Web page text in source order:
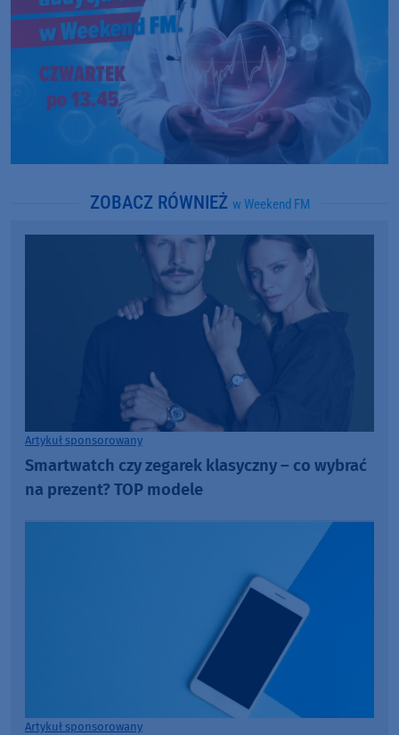
ZOBACZ RÓWNIEŻ w Weekend FM
Artykuł sponsorowany
Smartwatch czy zegarek klasyczny – co wybrać
na prezent? TOP modele
Artykuł sponsorowany